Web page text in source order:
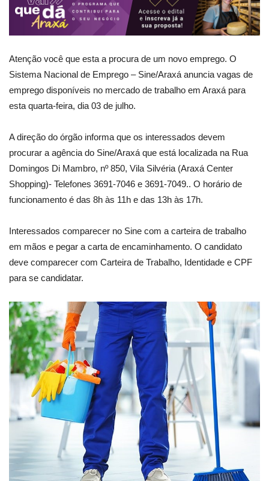
Atenção você que esta a procura de um novo emprego. O
Sistema Nacional de Emprego – Sine/Araxá anuncia vagas de
emprego disponíveis no mercado de trabalho em Araxá para
esta quarta-feira, dia 03 de julho.
A direção do órgão informa que os interessados devem
procurar a agência do Sine/Araxá que está localizada na Rua
Domingos Di Mambro, nº 850, Vila Silvéria (Araxá Center
Shopping)- Telefones 3691-7046 e 3691-7049.. O horário de
funcionamento é das 8h às 11h e das 13h às 17h.
Interessados comparecer no Sine com a carteira de trabalho
em mãos e pegar a carta de encaminhamento. O candidato
deve comparecer com Carteira de Trabalho, Identidade e CPF
para se candidatar.